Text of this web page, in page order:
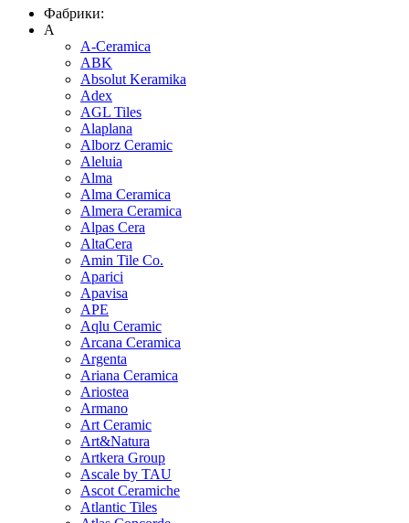
Фабрики:
A
A-Ceramica
ABK
Absolut Keramika
Adex
AGL Tiles
Alaplana
Alborz Ceramic
Aleluia
Alma
Alma Ceramica
Almera Ceramica
Alpas Cera
AltaCera
Amin Tile Co.
Aparici
Apavisa
APE
Aqlu Ceramic
Arcana Ceramica
Argenta
Ariana Ceramica
Ariostea
Armano
Art Ceramic
Art&Natura
Artkera Group
Ascale by TAU
Ascot Ceramiche
Atlantic Tiles